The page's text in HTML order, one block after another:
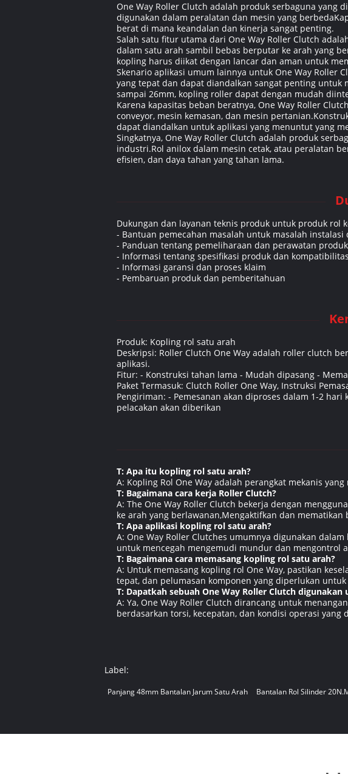
One Way Roller Clutch adalah produk serbaguna
digunakan dalam peralatan dan mesin yang
berat di mana keandalan dan kinerja sangat penting.
Salah satu fitur utama dari One Way Roller Clutch
dalam satu arah sambil bebas berputar ke arah yang
kopling harus diikat dengan lancar dan aman untuk
Skenario aplikasi umum lainnya untuk One Way Roller
yang tepat dan dapat diandalkan sangat penting untuk
sampai 26mm, kopling roller dapat dengan mudah
Karena kapasitas beban beratnya, One Way Roller
conveyor, mesin kemasan, dan mesin
dapat diandalkan untuk aplikasi yang menuntut yang
Singkatnya, One Way Roller Clutch adalah produk
industri.Rol anilox dalam mesin cetak, atau peralatan
efisien, dan daya tahan yang tahan lama.
Dukungan dan layanan teknis produk untuk produk rol
- Bantuan pemecahan masalah untuk masalah instalasi
- Panduan tentang pemeliharaan dan perawatan produk
- Informasi tentang spesifikasi produk dan kompatibilitas
- Informasi garansi dan proses klaim
- Pembaruan produk dan pemberitahuan
Produk: Kopling rol satu arah
Deskripsi: Roller Clutch One Way adalah roller clutch
aplikasi.
Fitur: - Konstruksi tahan lama - Mudah dipasang -
Paket Termasuk: Clutch Roller One Way, Instruksi
Pengiriman: - Pemesanan akan diproses dalam 1-2
pelacakan akan diberikan
T: Apa itu kopling rol satu arah?
A: Kopling Rol One Way adalah perangkat mekanis
T: Bagaimana cara kerja Roller Clutch?
A: The One Way Roller Clutch bekerja dengan
ke arah yang berlawanan,Mengaktifkan dan
T: Apa aplikasi kopling rol satu arah?
A: One Way Roller Clutches umumnya digunakan
untuk mencegah mengemudi mundur dan mengontrol
T: Bagaimana cara memasang kopling rol satu arah?
A: Untuk memasang kopling rol One Way, pastikan
tepat, dan pelumasan komponen yang diperlukan
T: Dapatkah sebuah One Way Roller Clutch
A: Ya, One Way Roller Clutch dirancang untuk
berdasarkan torsi, kecepatan, dan kondisi operasi yang
Label:
Panjang 48mm Bantalan Jarum Satu Arah Bantalan Rol Silinder